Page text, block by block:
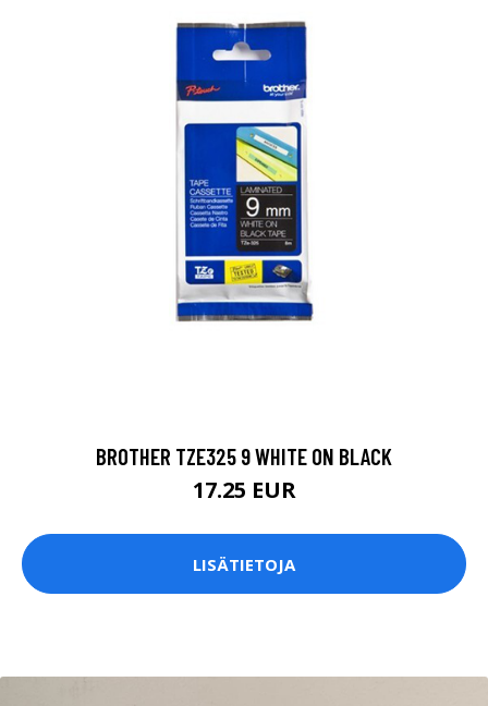
BROTHER TZE325 9 WHITE ON BLACK
17.25 EUR
LISÄTIETOJA